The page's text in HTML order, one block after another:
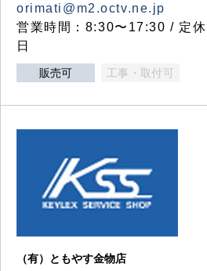
orimati@m2.octv.ne.jp
営業時間：8:30〜17:30 / 定
日
販売可 工事・取付可
（有）ともやす金物店